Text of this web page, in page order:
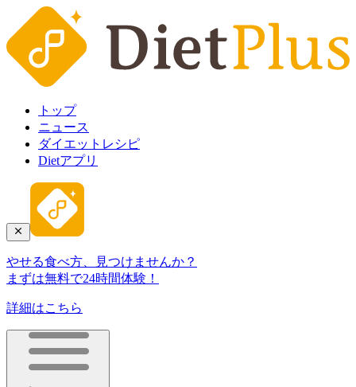
トップ
ニュース
ダイエットレシピ
Dietアプリ
やせる食べ方、見つけませんか？
まずは無料で24時間体験！
詳細はこちら